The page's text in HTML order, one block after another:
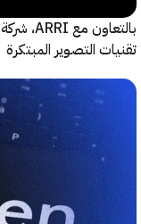
التصوير المبتكرة